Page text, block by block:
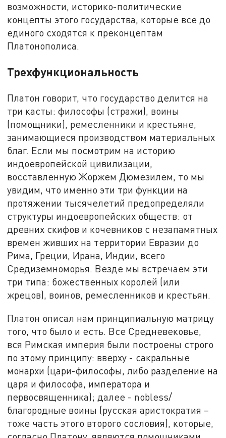
возможности, историко-политические
концепты этого государства, которые все до
единого сходятся к преконцептам
Платонополиса.
Трехфункциональность
Платон говорит, что государство делится на
три касты: философы (стражи), воины
(помощники), ремесленники и крестьяне,
занимающиеся производством материальных
благ. Если мы посмотрим на историю
индоевропейской цивилизации,
восставленную Жоржем Дюмезилем, то мы
увидим, что именно эти три функции на
протяжении тысячелетий предопределяли
структуры индоевропейских обществ: от
древних скифов и кочевников с незапамятных
времен живших на территории Евразии до
Рима, Греции, Ирана, Индии, всего
Средиземноморья. Везде мы встречаем эти
три типа: божественных королей (или
жрецов), воинов, ремесленников и крестьян.
Платон описал нам принципиальную матрицу
того, что было и есть. Все Средневековье,
вся Римская империя были построены строго
по этому принципу: вверху - сакральные
монархи (цари-философы, либо разделение на
царя и философа, императора и
первосвященника); далее - nobless/
благородные воины (русская аристократия –
тоже часть этого второго сословия), которые,